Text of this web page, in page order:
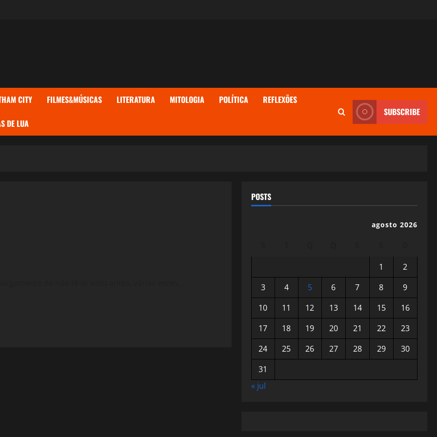
CITY FILMES&MÚSICAS LITERATURA MITOLOGIA POLÍTICA REFLEXÕES
DE LUA
SUBSCRIBE
POSTS
agosto 2026
1
2
3
4 5 6 7 8
9
10
11 12 13 14 15
16
17
18 19 20 21 22
23
24
25 26 27 28 29
30
31
« jul